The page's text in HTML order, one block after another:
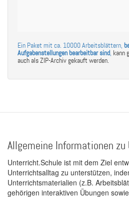
Ein Paket mit ca. 10000 Arbeitsblättern,
Aufgabenstellungen bearbeitbar sind, kann
auch als ZIP-Archiv gekauft werden.
Allgemeine Informationen
Unterricht.Schule ist mit dem Ziel
Unterrichtsalltag zu unterstützen,
Unterrichtsmaterialien (z.B.
gehörigen interaktiven Übungen